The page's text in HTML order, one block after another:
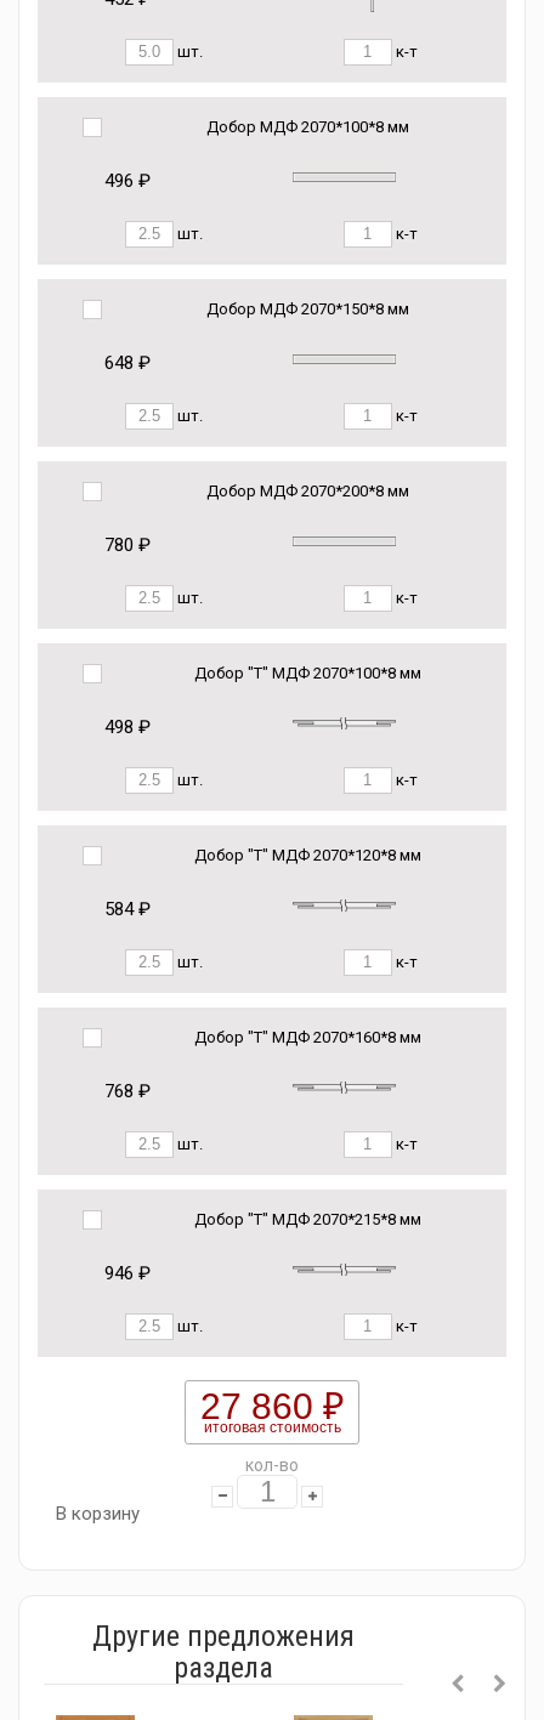
шт. к-т
Добор МДФ 2070*100*8 мм
496 ₽
шт. к-т
Добор МДФ 2070*150*8 мм
648 ₽
шт. к-т
Добор МДФ 2070*200*8 мм
780 ₽
шт. к-т
Добор "Т" МДФ 2070*100*8 мм
498 ₽
шт. к-т
Добор "Т" МДФ 2070*120*8 мм
584 ₽
шт. к-т
Добор "Т" МДФ 2070*160*8 мм
768 ₽
шт. к-т
Добор "Т" МДФ 2070*215*8 мм
946 ₽
шт. к-т
27 860 ₽
итоговая стоимость
кол-во
В корзину
Другие предложения
раздела